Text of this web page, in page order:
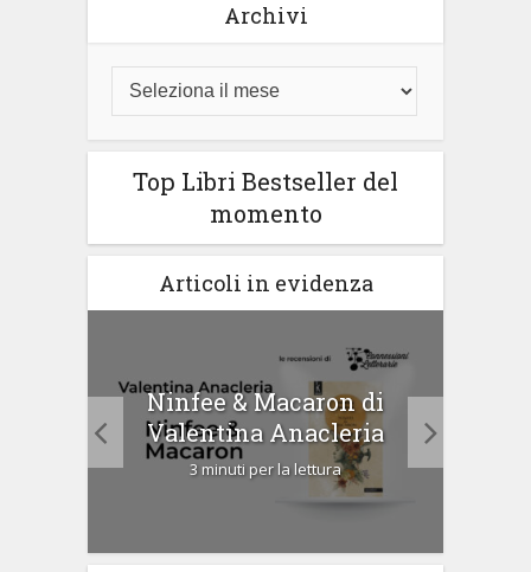
Archivi
Top Libri Bestseller del
momento
Articoli in evidenza
Ninfee & Macaron di
Valentina Anacleria
3 minuti per la lettura